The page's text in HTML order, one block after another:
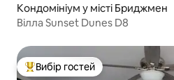
Кондомініум у місті Бриджмен
Вілла Sunset Dunes D8
Топ вибір гостей
Вибір гостей